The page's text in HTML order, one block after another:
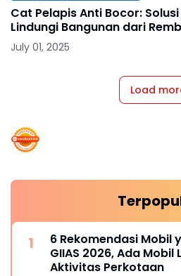
Cat Pelapis Anti Bocor:
Lindungi Bangunan dari
July 01, 2025
Load
6 Rekomendasi Mobil
GIIAS 2026, Ada
Aktivitas Perkotaan